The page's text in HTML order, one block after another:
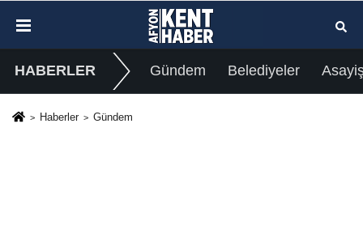
HABERLER Gündem Belediyeler
Haberler Gündem